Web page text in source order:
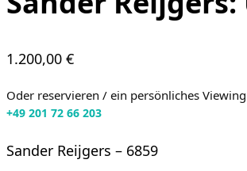
1.200,00 €
Oder reservieren / ein persönliches
+49 201 72 66 203
Sander Reijgers – 6859